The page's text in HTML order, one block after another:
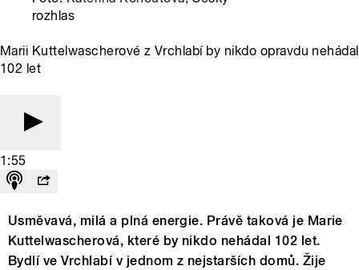
rozhlas
Marii Kuttelwascherové z Vrchlabí by nikdo opravdu nehádal
102 let
1:55
Usměvavá, milá a plná energie. Právě taková je Marie
Kuttelwascherová, které by nikdo nehádal 102 let.
Bydlí ve Vrchlabí v jednom z nejstarších domů. Žije